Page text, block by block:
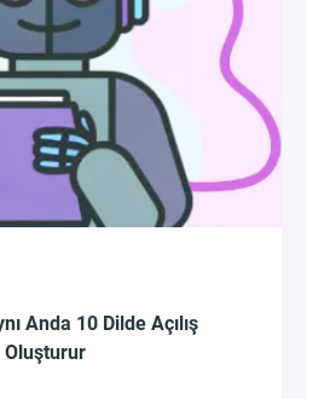
Anda 10 Dilde Açılış
Oluşturur